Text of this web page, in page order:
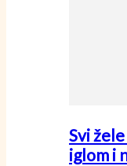
Svi
iglom i